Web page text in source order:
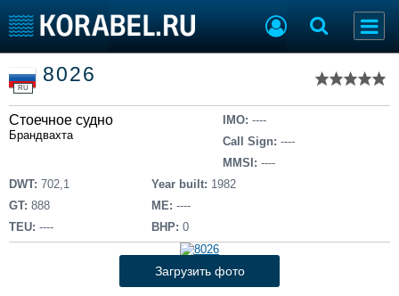
Тип судна
Добавить судно
Добавить проект
Последние 100
Пульс
Новости
Компании
Репутация
Торговая площадка
Доска объявлений
Продажа флота
Оборудование
Изделия
Материалы
Услуги
RU
8026
Стоечное судно
Брандвахта
IMO: ----
Call Sign: ----
MMSI: ----
DWT: 702,1
GT: 888
TEU: ----
Year built: 1982
ME: ----
BHP: 0
Загрузить фото